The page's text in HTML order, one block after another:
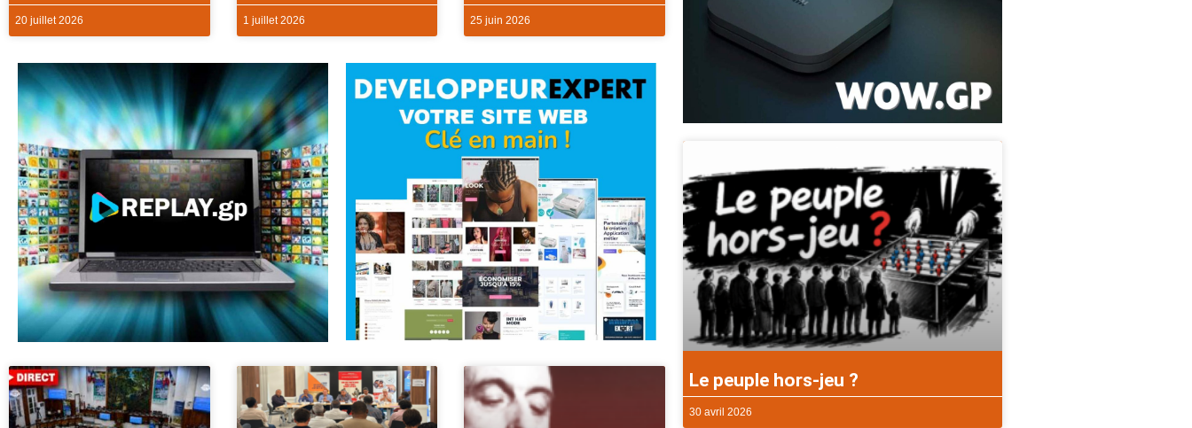
20 juillet 2026 1 juillet 2026 25 juin 2026
Le peuple hors-jeu ?
30 avril 2026